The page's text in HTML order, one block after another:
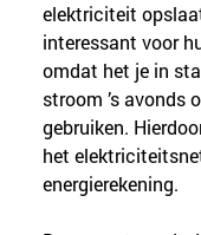
elektriciteit
interessant voor
omdat het je in
stroom ’s avonds
gebruiken.
het
energierekening.